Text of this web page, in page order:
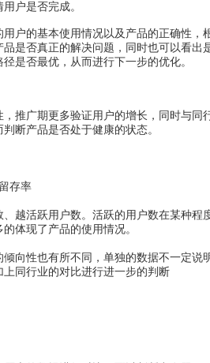
户是否完成。
户的基本使用情况以及产品的正确性，
是否真正的解决问题，同时也可以看出
是否最优，从而进行下一步的优化。
推广期更多验证用户的增长，同时与同
断产品是否处于健康的状态。
存率
、越活跃用户数。活跃的用户数在某种程
体现了产品的使用情况。
向性也有所不同，单独的数据不一定说
同行业的对比进行进一步的判断